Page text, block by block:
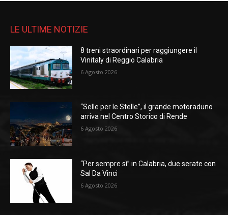
LE ULTIME NOTIZIE
8 treni straordinari per raggiungere il
Vinitaly di Reggio Calabria
6 Agosto 2026
“Selle per le Stelle”, il grande motoraduno
arriva nel Centro Storico di Rende
6 Agosto 2026
“Per sempre sì” in Calabria, due serate con
Sal Da Vinci
6 Agosto 2026